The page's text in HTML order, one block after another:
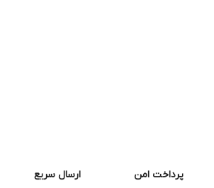
پرداخت امن ارسال سریع